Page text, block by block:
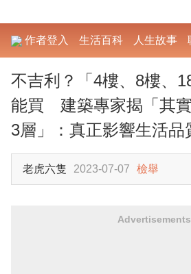
作者登入 生活百科 人生故事
不吉利？「4樓、8樓、
能買 建築專家揭「其
3層」：真正影響生活品
老虎六隻 2023-07-07 檢舉
Advertisements